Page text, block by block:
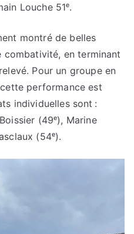
Louche 51ᵉ.
montré de belles
en terminant
Pour un groupe en
performance est
individuelles sont :
(49ᵉ), Marine
(54ᵉ).